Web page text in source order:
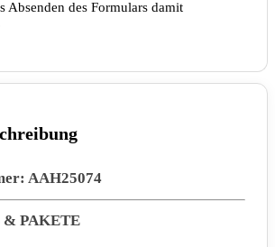
Absenden des Formulars damit
AAH25074
PAKETE